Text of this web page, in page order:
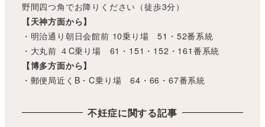
野間四つ角でお降りください（徒歩3分）
【天神方面から】
・明治通り朝日会館前 10乗り場 51・52番系統
・大丸前 ４C乗り場 61・151・152・161番系統
【博多方面から】
・郵便局近くB・C乗り場 64・66・67番系統
不妊症に関する記事